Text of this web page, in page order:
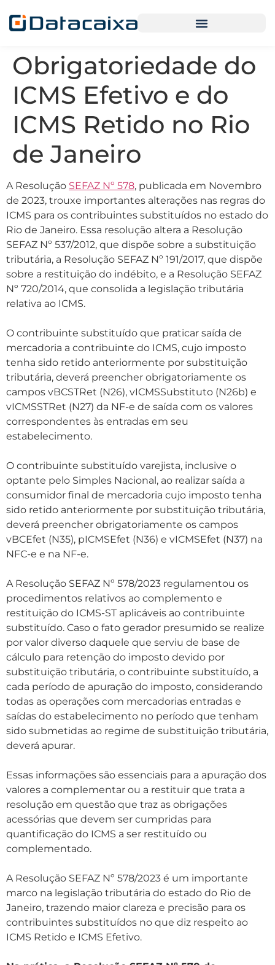
Obrigatoriedade do
ICMS Efetivo e do
ICMS Retido no Rio
de Janeiro
A Resolução SEFAZ Nº 578, publicada em Novembro
de 2023, trouxe importantes alterações nas regras do
ICMS para os contribuintes substituídos no estado do
Rio de Janeiro. Essa resolução altera a Resolução
SEFAZ Nº 537/2012, que dispõe sobre a substituição
tributária, a Resolução SEFAZ Nº 191/2017, que dispõe
sobre a restituição do indébito, e a Resolução SEFAZ
Nº 720/2014, que consolida a legislação tributária
relativa ao ICMS.
O contribuinte substituído que praticar saída de
mercadoria a contribuinte do ICMS, cujo imposto
tenha sido retido anteriormente por substituição
tributária, deverá preencher obrigatoriamente os
campos vBCSTRet (N26), vICMSSubstituto (N26b) e
vICMSSTRet (N27) da NF-e de saída com os valores
correspondentes às entradas em seu
estabelecimento.
O contribuinte substituído varejista, inclusive o
optante pelo Simples Nacional, ao realizar saída a
consumidor final de mercadoria cujo imposto tenha
sido retido anteriormente por substituição tributária,
deverá preencher obrigatoriamente os campos
vBCEfet (N35), pICMSEfet (N36) e vICMSEfet (N37) na
NFC-e e na NF-e.
A Resolução SEFAZ Nº 578/2023 regulamentou os
procedimentos relativos ao complemento e
restituição do ICMS-ST aplicáveis ao contribuinte
substituído. Caso o fato gerador presumido se realize
por valor diverso daquele que serviu de base de
cálculo para retenção do imposto devido por
substituição tributária, o contribuinte substituído, a
cada período de apuração do imposto, considerando
todas as operações com mercadorias entradas e
saídas do estabelecimento no período que tenham
sido submetidas ao regime de substituição tributária,
deverá apurar.
Essas informações são essenciais para a apuração dos
valores a complementar ou a restituir que trata a
resolução em questão que traz as obrigações
acessórias que devem ser cumpridas para
quantificação do ICMS a ser restituído ou
complementado.
A Resolução SEFAZ Nº 578/2023 é um importante
marco na legislação tributária do estado do Rio de
Janeiro, trazendo maior clareza e precisão para os
contribuintes substituídos no que diz respeito ao
ICMS Retido e ICMS Efetivo.